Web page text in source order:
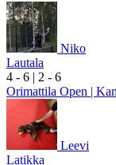
Niko
Lautala
4 - 6 | 2 - 6
Orimattila Open |
Leevi
Latikka